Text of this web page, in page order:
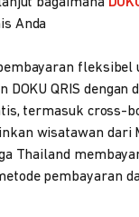
Anda
fleksibel
DOKU QRIS dengan
termasuk cross-
wisatawan dari
Thailand
pembayaran